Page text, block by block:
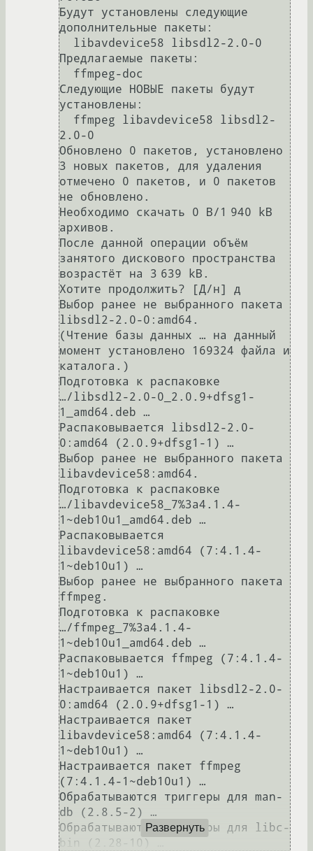
Будут установлены следующие
дополнительные пакеты:
Предлагаемые пакеты:
Следующие НОВЫЕ пакеты будут
установлены:
2.0-0
Обновлено 0 пакетов, установлено
3 новых пакетов, для удаления
отмечено 0 пакетов, и 0 пакетов
не обновлено.
Необходимо скачать 0 B/1 940 kB
архивов.
После данной операции объём
занятого дискового пространства
возрастёт на 3 639 kB.
Хотите продолжить? [Д/н] д
Выбор ранее не выбранного пакета
libsdl2-2.0-0:amd64.
(Чтение базы данных … на данный
момент установлено 169324 файла и
каталога.)
Подготовка к распаковке
…/libsdl2-2.0-0_2.0.9+dfsg1-
1_amd64.deb …
Распаковывается libsdl2-2.0-
0:amd64 (2.0.9+dfsg1-1) …
Выбор ранее не выбранного пакета
libavdevice58:amd64.
Подготовка к распаковке
…/libavdevice58_7%3a4.1.4-
1~deb10u1_amd64.deb …
Распаковывается
libavdevice58:amd64 (7:4.1.4-
1~deb10u1) …
Выбор ранее не выбранного пакета
ffmpeg.
Подготовка к распаковке
…/ffmpeg_7%3a4.1.4-
1~deb10u1_amd64.deb …
Распаковывается ffmpeg (7:4.1.4-
1~deb10u1) …
Настраивается пакет libsdl2-2.0-
0:amd64 (2.0.9+dfsg1-1) …
Настраивается пакет
libavdevice58:amd64 (7:4.1.4-
1~deb10u1) …
Настраивается пакет ffmpeg
(7:4.1.4-1~deb10u1) …
Обрабатываются триггеры для man-
db (2.8.5-2) …
Обрабатываются триггеры для libc-
Развернуть